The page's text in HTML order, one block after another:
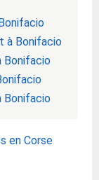
à Bonifacio
Bonifacio
Bonifacio
en Corse